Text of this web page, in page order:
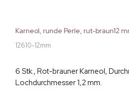
Karneol, runde Perle, rut-braun12
12610-12mm
6 Stk., Rot-brauner Karneol,
Lochdurchmesser 1,2 mm.